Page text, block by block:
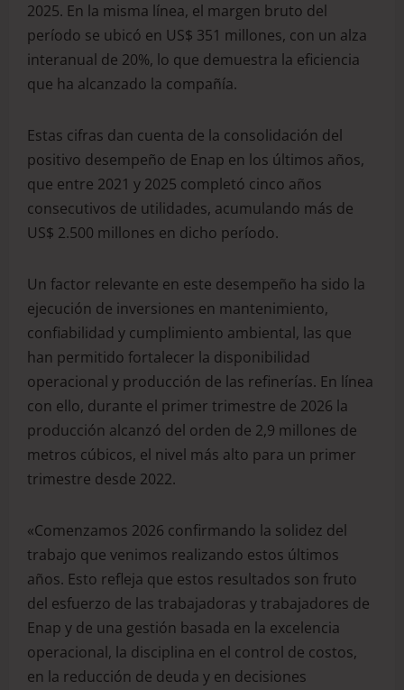
2025. En la misma línea, el margen bruto del
período se ubicó en US$ 351 millones, con un alza
interanual de 20%, lo que demuestra la eficiencia
que ha alcanzado la compañía.
Estas cifras dan cuenta de la consolidación del
positivo desempeño de Enap en los últimos años,
que entre 2021 y 2025 completó cinco años
consecutivos de utilidades, acumulando más de
US$ 2.500 millones en dicho período.
Un factor relevante en este desempeño ha sido la
ejecución de inversiones en mantenimiento,
confiabilidad y cumplimiento ambiental, las que
han permitido fortalecer la disponibilidad
operacional y producción de las refinerías. En línea
con ello, durante el primer trimestre de 2026 la
producción alcanzó del orden de 2,9 millones de
metros cúbicos, el nivel más alto para un primer
trimestre desde 2022.
«Comenzamos 2026 confirmando la solidez del
trabajo que venimos realizando estos últimos
años. Esto refleja que estos resultados son fruto
del esfuerzo de las trabajadoras y trabajadores de
Enap y de una gestión basada en la excelencia
operacional, la disciplina en el control de costos,
en la reducción de deuda y en decisiones